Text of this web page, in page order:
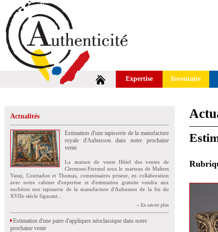
Expertise Inventaire
Actualités
Estimation d'une tapisserie de la manufacture
royale d'Aubusson dans notre prochaine
vente
La maison de vente Hôtel des ventes de
Clermont-Ferrand sous le marteau de Maîtres
Vassy, Courtadon et Thomas, commissaires priseur, en collaboration
avec notre cabinet d'expertise et d'estimation gratuite vendra aux
enchères une tapisserie de la manufacture d'Aubusson de la fin du
XVIIe siècle figurant...
» En savoir plus
Estimation d'une paire d'appliques néoclassique dans notre
prochaine vente